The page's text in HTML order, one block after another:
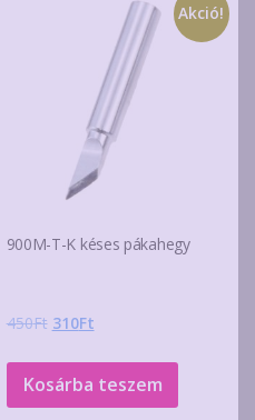
Akció!
900M-T-K késes pákahegy
450Ft Original
was:
450Ft.
310FtCurrent
is:
310Ft.
Kosárba teszem